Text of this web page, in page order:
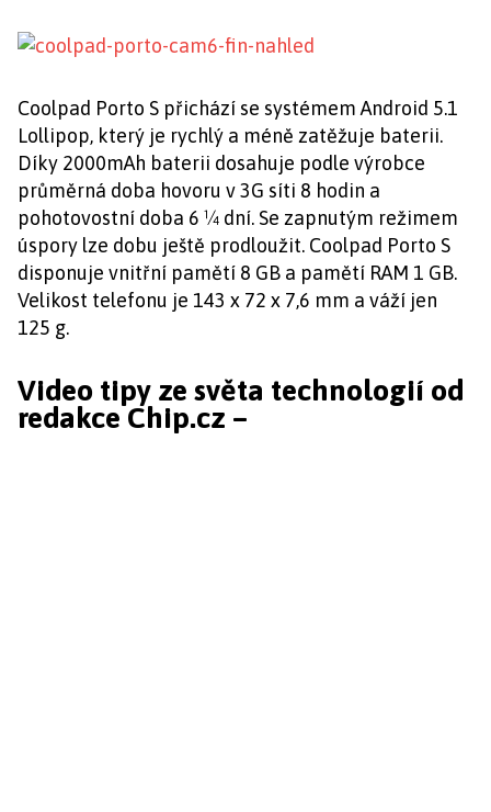
Coolpad Porto S přichází se systémem Android 5.1
Lollipop, který je rychlý a méně zatěžuje baterii.
Díky 2000mAh baterii dosahuje podle výrobce
průměrná doba hovoru v 3G síti 8 hodin a
pohotovostní doba 6 ¼ dní. Se zapnutým režimem
úspory lze dobu ještě prodloužit. Coolpad Porto S
disponuje vnitřní pamětí 8 GB a pamětí RAM 1 GB.
Velikost telefonu je 143 x 72 x 7,6 mm a váží jen
125 g.
Video tipy ze světa technologií od
redakce Chip.cz –